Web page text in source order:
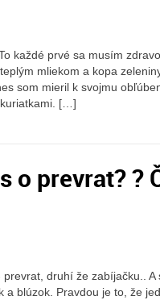
každé prvé sa musím zdravo
mliekom a kopa
som mieril k svojmu
[…]
o prevrat? ?
druhí že zabíjačku.. A
a blúzok. Pravdou je to, že